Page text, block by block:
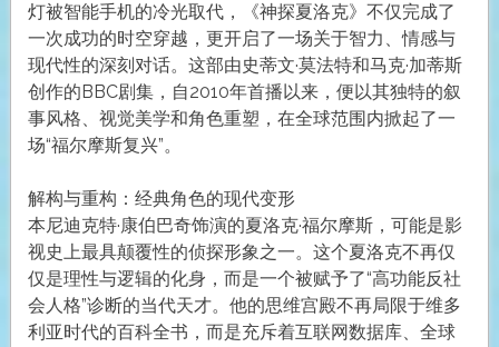
灯被智能手机的冷光取代，《神探夏洛克》不仅完成了
一次成功的时空穿越，更开启了一场关于智力、情感与
现代性的深刻对话。这部由史蒂文·莫法特和马克·加蒂斯
创作的BBC剧集，自2010年首播以来，便以其独特的叙
事风格、视觉美学和角色重塑，在全球范围内掀起了一
场“福尔摩斯复兴”。
解构与重构：经典角色的现代变形
本尼迪克特·康伯巴奇饰演的夏洛克·福尔摩斯，可能是影
视史上最具颠覆性的侦探形象之一。这个夏洛克不再仅
仅是理性与逻辑的化身，而是一个被赋予了“高功能反社
会人格”诊断的当代天才。他的思维宫殿不再局限于维多
利亚时代的百科全书，而是充斥着互联网数据库、全球